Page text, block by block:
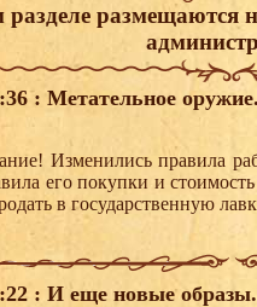
разделе размещаются
: Метательное
Изменились правила
его покупки и
в государственную
: И еще новые образы.